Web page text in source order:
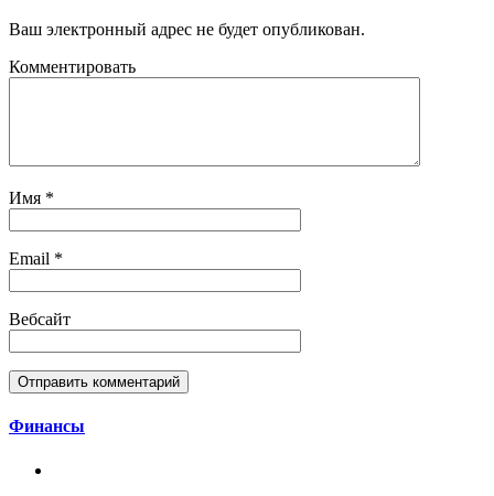
Ваш электронный адрес не будет опубликован.
Комментировать
Имя *
Email *
Вебсайт
Финансы